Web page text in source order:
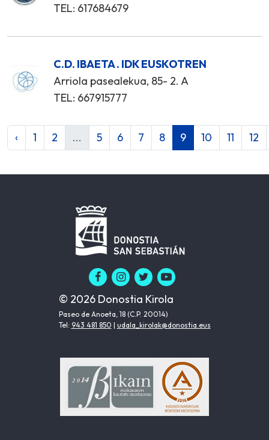
TEL: 617684679
C.D. IBAETA . IDK EUSKOTREN
Arriola pasealekua, 85- 2. A
TEL: 667915777
‹ 1 2 ... 5 6 7 8 9 10 11 12
© 2026 Donostia Kirola
Paseo de Anoeta, 18 (C.P. 20014)
Tel: 943 481 850 | udala_kirolak@donostia.eus